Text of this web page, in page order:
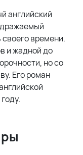
английский
времени.
и жадной до
но со
Его роман